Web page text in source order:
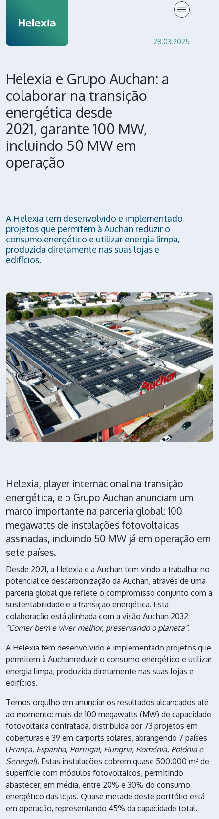
Press Release 28.03.2025
Helexia e Grupo Auchan: a
colaborar na transição
energética desde
2021, garante 100 MW,
incluindo 50 MW em
operação
A Helexia tem desenvolvido e implementado
projetos que permitem à Auchan reduzir o
consumo energético e utilizar energia limpa,
produzida diretamente nas suas lojas e
edifícios.
Helexia, player internacional na transição
energética, e o Grupo Auchan anunciam um
marco importante na parceria global: 100
megawatts de instalações fotovoltaicas
assinadas, incluindo 50 MW já em operação em
sete países.
Desde 2021, a Helexia e a Auchan tem vindo a trabalhar no
potencial de descarbonização da Auchan, através de uma
parceria global que reflete o compromisso conjunto com a
sustentabilidade e a transição energética. Esta
colaboração está alinhada com a visão Auchan 2032:
“Comer bem e viver melhor, preservando o planeta”.
A Helexia tem desenvolvido e implementado projetos que
permitem à Auchanreduzir o consumo energético e utilizar
energia limpa, produzida diretamente nas suas lojas e
edifícios.
Temos orgulho em anunciar os resultados alcançados até
ao momento: mais de 100 megawatts (MW) de capacidade
fotovoltaica contratada, distribuída por 73 projetos em
coberturas e 39 em carports solares, abrangendo 7 países
(França, Espanha, Portugal, Hungria, Roménia, Polónia e
Senegal). Estas instalações cobrem quase 500.000 m² de
superfície com módulos fotovoltaicos, permitindo
abastecer, em média, entre 20% e 30% do consumo
energético das lojas. Quase metade deste portfólio está
em operação, representando 45% da capacidade total.